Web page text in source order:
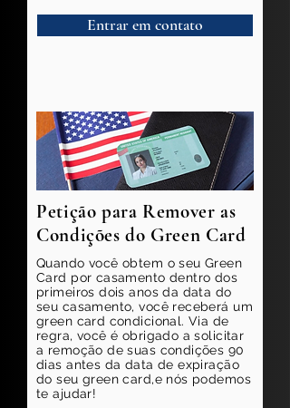
Entrar em contato
Petição para Remover as
Condições do Green Card
Quando você obtem o seu Green
Card por casamento dentro dos
primeiros dois anos da data do
seu casamento, você receberá um
green card condicional. Via de
regra, você é obrigado a solicitar
a remoção de suas condições 90
dias antes da data de expiração
do seu green card,e nós podemos
te ajudar!